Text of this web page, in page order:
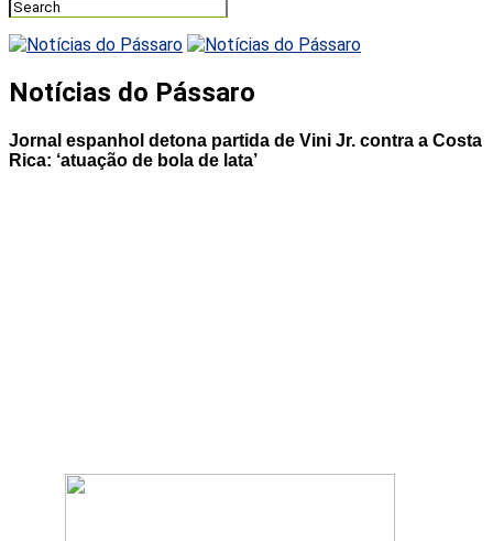
Notícias do Pássaro
Jornal espanhol detona partida de Vini Jr. contra a Costa
Rica: ‘atuação de bola de lata’